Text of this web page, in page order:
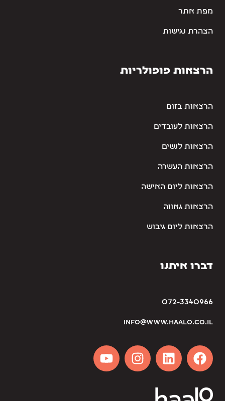
מפת אתר
הצהרת נגישות
הרצאות פופולריות
הרצאות בזום
הרצאות לעובדים
הרצאות לנשים
הרצאות העשרה
הרצאות ליום האישה
הרצאות גאווה
הרצאות ליום גיבוש
דברו איתנו
072-3340966
info@www.haalo.co.il